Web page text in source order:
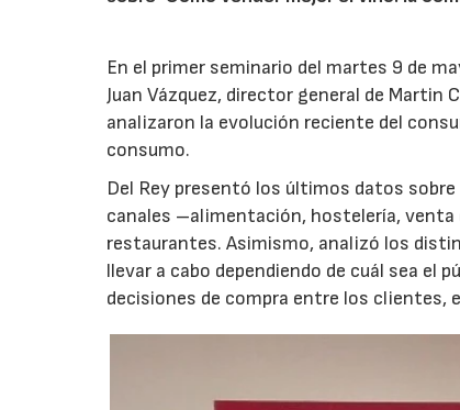
En el primer seminario del martes 9 de
Juan Vázquez, director general de Martin
analizaron la evolución reciente del
consumo.
Del Rey presentó los últimos datos
canales –alimentación, hostelería,
restaurantes. Asimismo, analizó los
llevar a cabo dependiendo de cuál sea el
decisiones de compra entre los clientes,